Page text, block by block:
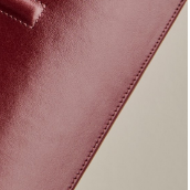
Lady Bag is ...